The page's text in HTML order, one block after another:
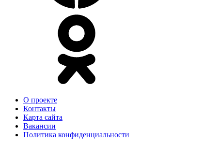
О проекте
Контакты
Карта сайта
Вакансии
Политика конфиденциальности